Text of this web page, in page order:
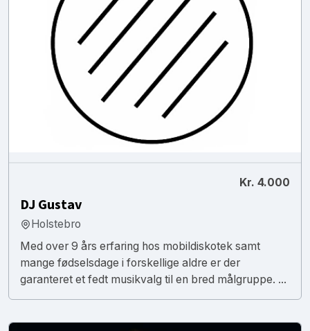
Kr. 4.000
DJ Gustav
Holstebro
Med over 9 års erfaring hos mobildiskotek samt
mange fødselsdage i forskellige aldre er der
garanteret et fedt musikvalg til en bred målgruppe. ...